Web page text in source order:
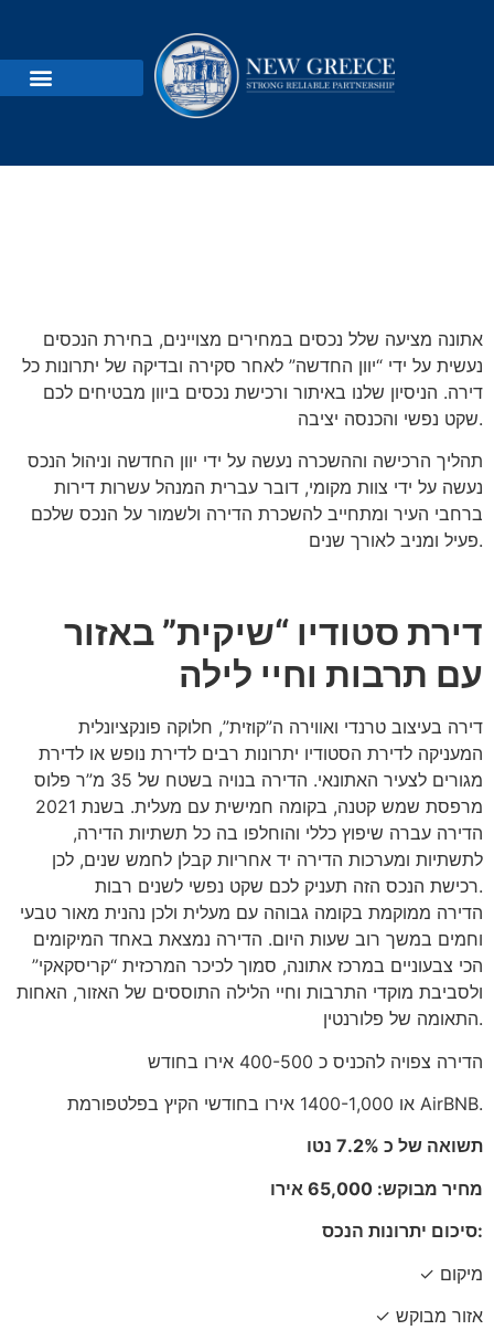
אתונה מציעה שלל נכסים במחירים מצויינים, בחירת הנכסים
נעשית על ידי “יוון החדשה” לאחר סקירה ובדיקה של יתרונות כל
דירה. הניסיון שלנו באיתור ורכישת נכסים ביוון מבטיחים לכם
שקט נפשי והכנסה יציבה.
תהליך הרכישה וההשכרה נעשה על ידי יוון החדשה וניהול הנכס
נעשה על ידי צוות מקומי, דובר עברית המנהל עשרות דירות
ברחבי העיר ומתחייב להשכרת הדירה ולשמור על הנכס שלכם
פעיל ומניב לאורך שנים.
דירת סטודיו “שיקית” באזור
עם תרבות וחיי לילה
דירה בעיצוב טרנדי ואווירה ה”קוזית”, חלוקה פונקציונלית
המעניקה לדירת הסטודיו יתרונות רבים לדירת נופש או לדירת
מגורים לצעיר האתונאי. הדירה בנויה בשטח של 35 מ”ר פלוס
מרפסת שמש קטנה, בקומה חמישית עם מעלית. בשנת 2021
הדירה עברה שיפוץ כללי והוחלפו בה כל תשתיות הדירה,
לתשתיות ומערכות הדירה יד אחריות קבלן לחמש שנים, לכן
רכישת הנכס הזה תעניק לכם שקט נפשי לשנים רבות.
הדירה ממוקמת בקומה גבוהה עם מעלית ולכן נהנית מאור טבעי
וחמים במשך רוב שעות היום. הדירה נמצאת באחד המיקומים
הכי צבעוניים במרכז אתונה, סמוך לכיכר המרכזית “קריסקאקי”
ולסביבת מוקדי התרבות וחיי הלילה התוססים של האזור, האחות
התאומה של פלורנטין.
הדירה צפויה להכניס כ 400-500 אירו בחודש
או 1400-1,000 אירו בחודשי הקיץ בפלטפורמת AirBNB.
תשואה של כ 7.2% נטו
מחיר מבוקש: 65,000 אירו
סיכום יתרונות הנכס:
✓ מיקום
✓ אזור מבוקש